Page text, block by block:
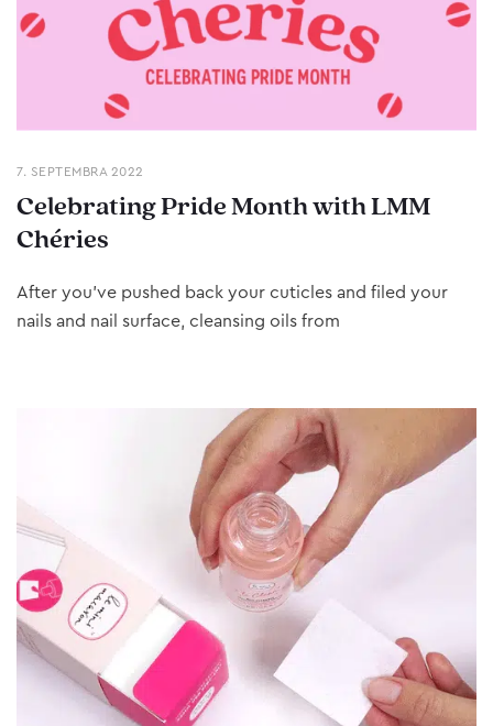
7. SEPTEMBRA 2022
Celebrating Pride Month with LMM
Chéries
After you’ve pushed back your cuticles and filed your
nails and nail surface, cleansing oils from